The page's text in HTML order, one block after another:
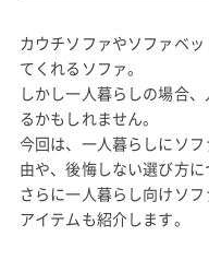
カウチソファやソファベ
てくれるソファ。
しかし一人暮らしの場合
るかもしれません。
今回は、一人暮らしにソ
由や、後悔しない選び方に
さらに一人暮らし向けソ
アイテムも紹介します。